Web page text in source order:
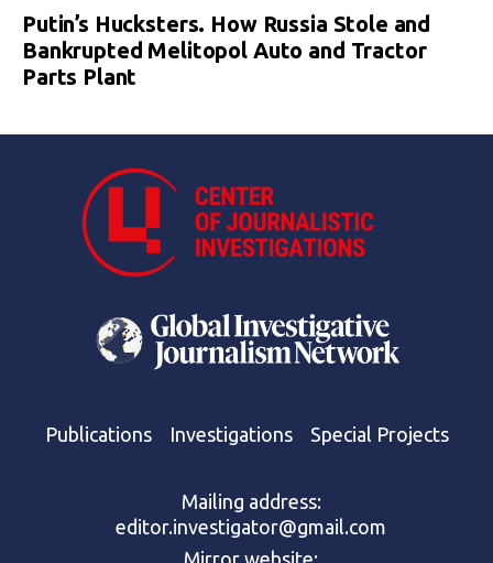
Putin’s Hucksters. How Russia Stole and
Bankrupted Melitopol Auto and Tractor
Parts Plant
Publications Investigations Special Projects
Mailing address:
editor.investigator@gmail.com